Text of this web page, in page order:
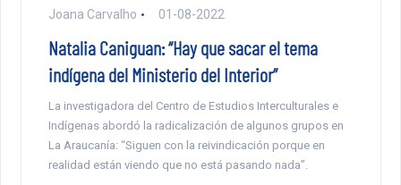
Joana Carvalho 01-08-2022
Natalia Caniguan: “Hay que sacar el tema
indígena del Ministerio del Interior”
La investigadora del Centro de Estudios Interculturales e
Indígenas abordó la radicalización de algunos grupos en
La Araucanía: “Siguen con la reivindicación porque en
realidad están viendo que no está pasando nada”.